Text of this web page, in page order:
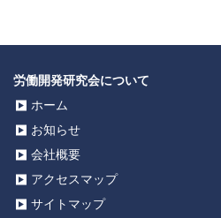
労働開発研究会について
ホーム
お知らせ
会社概要
アクセスマップ
サイトマップ